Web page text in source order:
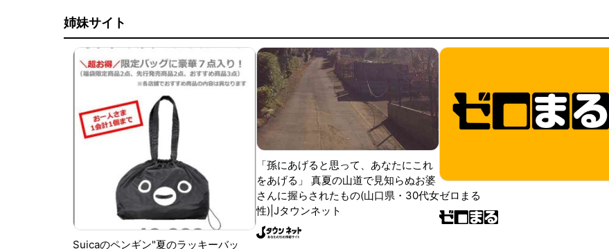
姉妹サイト
Suicaのペンギン"夏のラッキーバッ
「孫にあげると思って、あなたにこれ
をあげる」 真夏の山道で見知らぬお婆
さんに握らされたもの(山口県・30代女
性)|Jタウンネット
ゼロまる